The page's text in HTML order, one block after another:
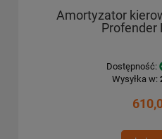
Amortyzator
Profender
Dostępność:
Wysyłka w: